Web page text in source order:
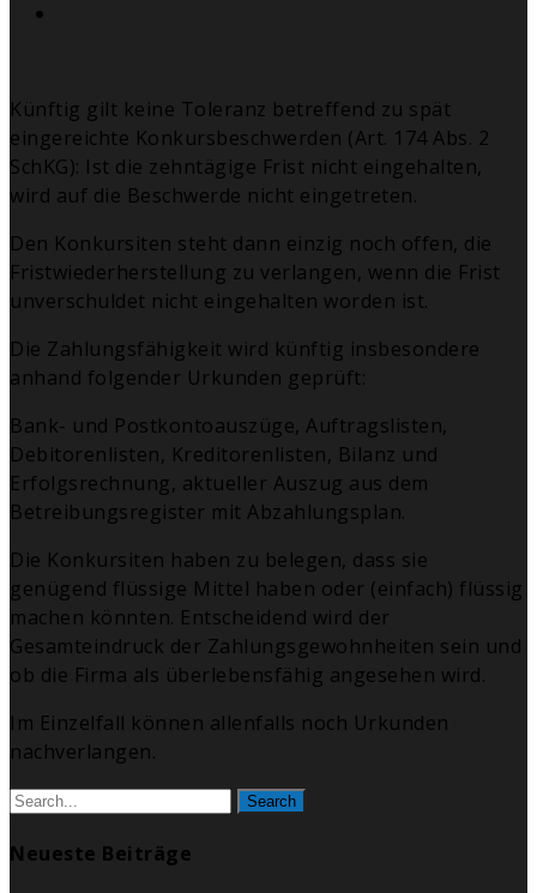
Künftig gilt keine Toleranz betreffend zu spät
eingereichte Konkursbeschwerden (Art. 174 Abs. 2
SchKG): Ist die zehntägige Frist nicht eingehalten,
wird auf die Beschwerde nicht eingetreten.
Den Konkursiten steht dann einzig noch offen, die
Fristwiederherstellung zu verlangen, wenn die Frist
unverschuldet nicht eingehalten worden ist.
Die Zahlungsfähigkeit wird künftig insbesondere
anhand folgender Urkunden geprüft:
Bank- und Postkontoauszüge, Auftragslisten,
Debitorenlisten, Kreditorenlisten, Bilanz und
Erfolgsrechnung, aktueller Auszug aus dem
Betreibungsregister mit Abzahlungsplan.
Die Konkursiten haben zu belegen, dass sie
genügend flüssige Mittel haben oder (einfach) flüssig
machen könnten. Entscheidend wird der
Gesamteindruck der Zahlungsgewohnheiten sein und
ob die Firma als überlebensfähig angesehen wird.
Im Einzelfall können allenfalls noch Urkunden
nachverlangen.
Search
Neueste Beiträge